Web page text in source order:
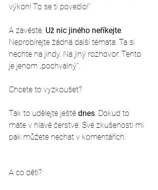
výkon! To se ti povedlo!”
A zavěste. Už nic jiného neříkejte.
Neprobírejte žádná další témata. Ta si
nechte na jindy. Na jiný rozhovor. Tento
je jenom „pochvalný”.
Chcete to vyzkoušet?
Tak to udělejte ještě dnes. Dokud to
máte v hlavě čerstvé. Své zkušenosti mi
pak můžete nechat v komentářích.
A co děti?